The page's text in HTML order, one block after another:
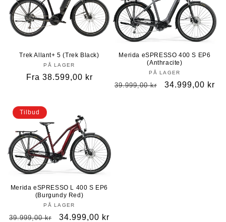
Trek Allant+ 5 (Trek Black)
PÅ LAGER
Vanlig
Fra 38.599,00 kr
Merida eSPRESSO 400 S EP6
(Anthracite)
PÅ LAGER
Vanlig
39.999,00 kr Salgspris
34.999,00 kr
Tilbud
Merida eSPRESSO L 400 S EP6
(Burgundy Red)
PÅ LAGER
Vanlig
39.999,00 kr Salgspris
34.999,00 kr